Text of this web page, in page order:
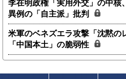
李在明政権「実用外交」の中核
異例の「自主派」批判
米軍のベネズエラ攻撃「沈黙の
「中国本土」の脆弱性